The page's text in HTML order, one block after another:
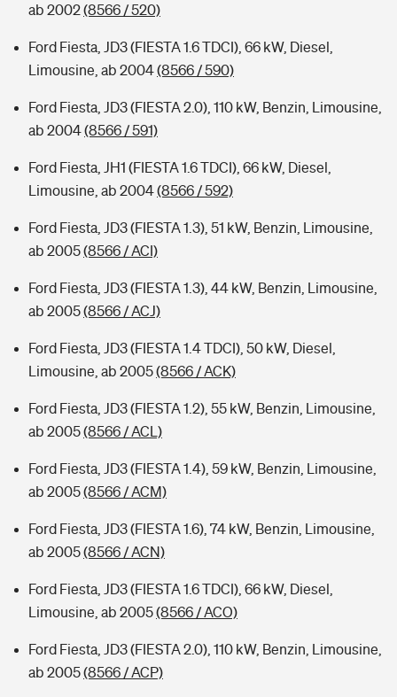
ab 2002(8566 / 520)
Ford Fiesta, JD3 (FIESTA 1.6 TDCI), 66 kW, Diesel,
Limousine, ab 2004(8566 / 590)
Ford Fiesta, JD3 (FIESTA 2.0), 110 kW, Benzin, Limousine,
ab 2004(8566 / 591)
Ford Fiesta, JH1 (FIESTA 1.6 TDCI), 66 kW, Diesel,
Limousine, ab 2004(8566 / 592)
Ford Fiesta, JD3 (FIESTA 1.3), 51 kW, Benzin, Limousine,
ab 2005(8566 / ACI)
Ford Fiesta, JD3 (FIESTA 1.3), 44 kW, Benzin, Limousine,
ab 2005(8566 / ACJ)
Ford Fiesta, JD3 (FIESTA 1.4 TDCI), 50 kW, Diesel,
Limousine, ab 2005(8566 / ACK)
Ford Fiesta, JD3 (FIESTA 1.2), 55 kW, Benzin, Limousine,
ab 2005(8566 / ACL)
Ford Fiesta, JD3 (FIESTA 1.4), 59 kW, Benzin, Limousine,
ab 2005(8566 / ACM)
Ford Fiesta, JD3 (FIESTA 1.6), 74 kW, Benzin, Limousine,
ab 2005(8566 / ACN)
Ford Fiesta, JD3 (FIESTA 1.6 TDCI), 66 kW, Diesel,
Limousine, ab 2005(8566 / ACO)
Ford Fiesta, JD3 (FIESTA 2.0), 110 kW, Benzin, Limousine,
ab 2005(8566 / ACP)